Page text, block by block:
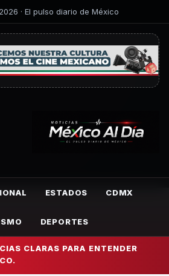
· El pulso diario de México
ESTADOS CDMX
DEPORTES
CLARAS PARA ENTENDER